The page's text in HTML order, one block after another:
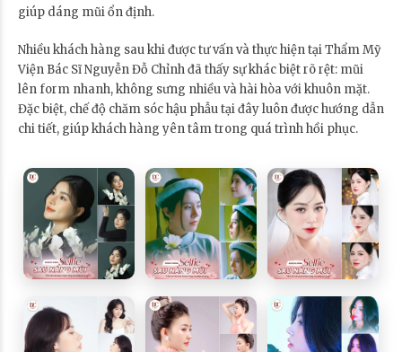
giúp dáng mũi ổn định.
Nhiều khách hàng sau khi được tư vấn và thực hiện tại Thẩm Mỹ
Viện Bác Sĩ Nguyễn Đỗ Chỉnh đã thấy sự khác biệt rõ rệt: mũi
lên form nhanh, không sưng nhiều và hài hòa với khuôn mặt.
Đặc biệt, chế độ chăm sóc hậu phẫu tại đây luôn được hướng dẫn
chi tiết, giúp khách hàng yên tâm trong quá trình hồi phục.